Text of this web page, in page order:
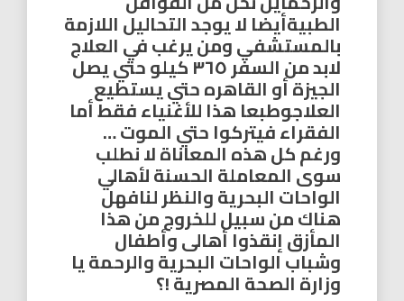
الطبيةأيضا لا يوجد التحاليل اللازمة
بالمستشفي ومن يرغب في العلاج
لابد من السفر ٣٦٥ كيلو حتي يصل
الجيزة أو القاهره حتي يستطيع
العلاجوطبعا هذا للأغنياء فقط أما
الفقراء فيتركوا حتي الموت …
ورغم كل هذه المعاناة لا نطلب
سوى المعاملة الحسنة لأهالي
الواحات البحرية والنظر لنافهل
هناك من سبيل للخروج من هذا
المأزق إنقذوا أهالى وأطفال
وشباب الواحات البحرية والرحمة يا
وزارة الصحة المصرية !؟